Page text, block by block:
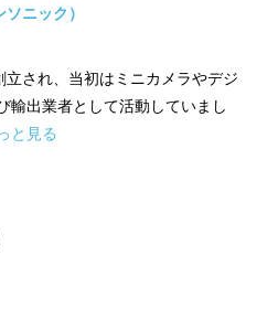
で、
ざいます。
ニック）
され、当初はミニカメラやデジ
輸出業者として活動していまし
と見る